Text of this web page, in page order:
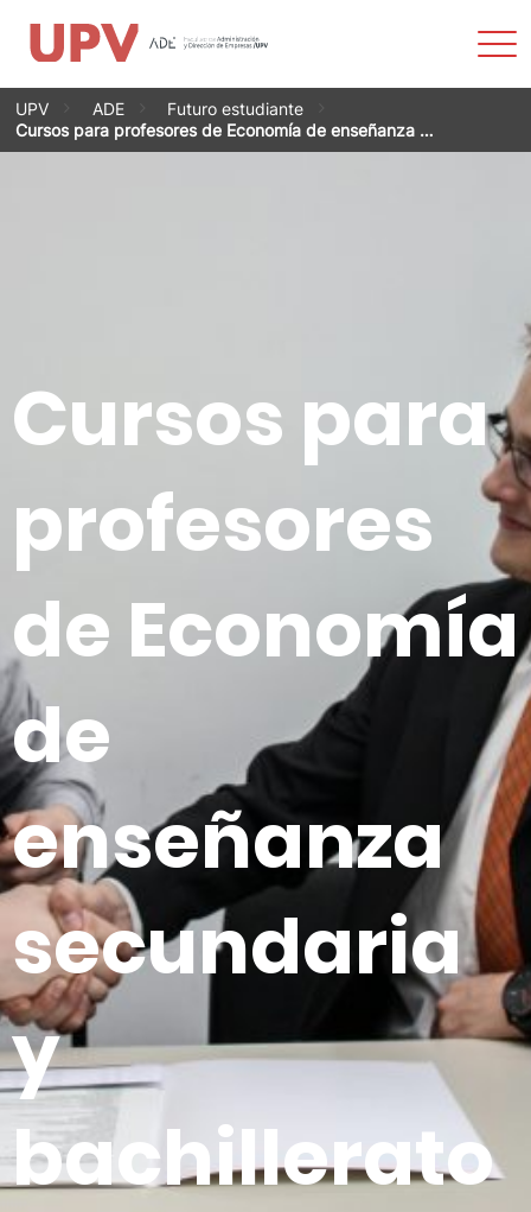
Saltar
contenido
UPV ADE
Futuro estudiante
Cursos para profesores de Economía de enseñanza …
Cursos para
profesores
de Economía
de
enseñanza
secundaria
y
bachillerato